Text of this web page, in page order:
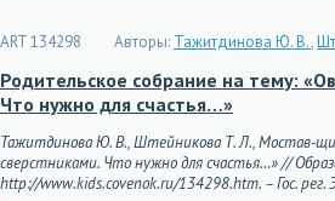
ART 134298 Авторы: Тажитдинова Ю. В.,
Родительское собрание на тему:
Что нужно для счастья…»
Тажитдинова Ю. В., Штейникова Т. Л., Мостав-
сверстниками. Что нужно для счастья…» //
http://www.kids.covenok.ru/134298.htm. – Гос.